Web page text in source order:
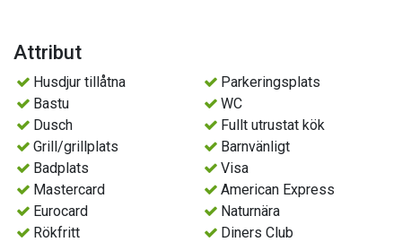
Attribut
Husdjur tillåtna
Parkeringsplats
Bastu
WC
Dusch
Fullt utrustat kök
Grill/grillplats
Barnvänligt
Badplats
Visa
Mastercard
American Express
Eurocard
Naturnära
Rökfritt
Diners Club